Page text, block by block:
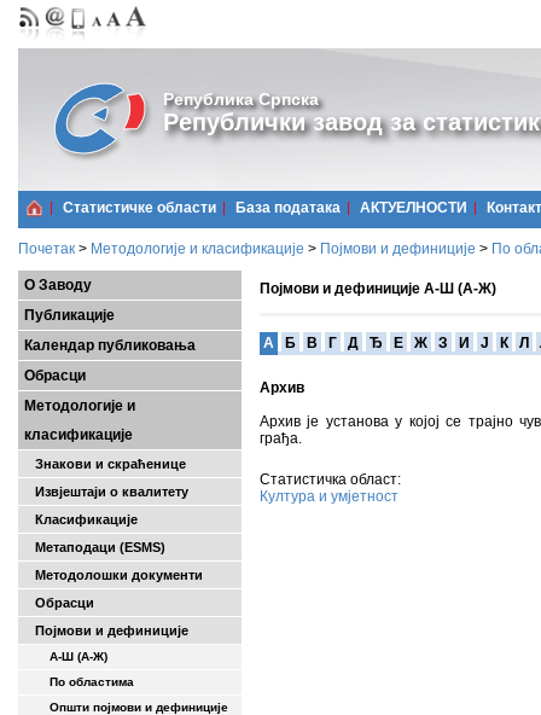
Република Српска
Републички завод за
Статистичке области Базa података АКТУЕЛНОСТИ Контакт
Почетак > Методологије и класификације > Појмови и дефиниције > По
О Заводу
Публикације
Календар публиковања
Обрасци
Методологије и
класификације
Знакови и скраћенице
Извјештаји о квалитету
Класификације
Метаподаци (ESMS)
Методолошки документи
Обрасци
Појмови и дефиниције
А-Ш (A-Ж)
По областима
Општи појмови и дефиниције
Појмови и дефиниције А-Ш (А-Ж)
A Б В Г Д Ђ Е Ж З И Ј К Л
Архив
Архив је установа у којој се трајно
грађа.
Статистичка област:
Култура и умјетност